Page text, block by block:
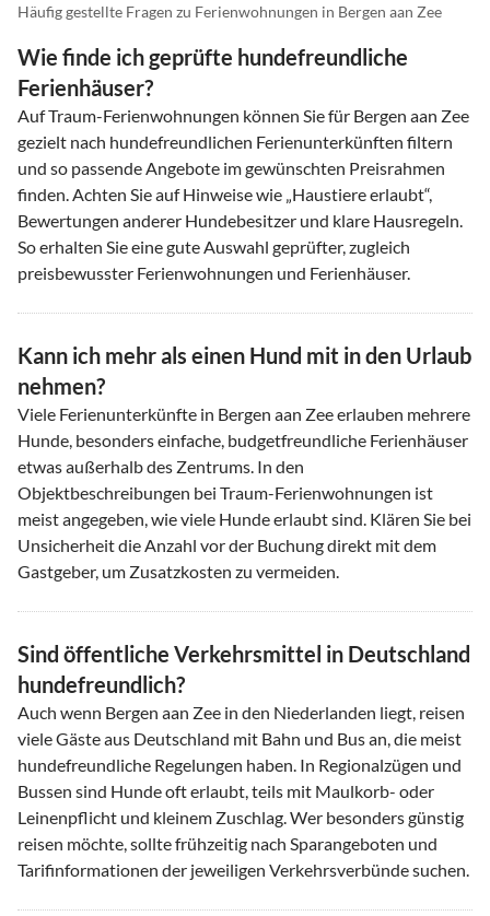
Häufig gestellte Fragen zu Ferienwohnungen in Bergen aan Zee
Wie finde ich geprüfte hundefreundliche
Ferienhäuser?
Auf Traum-Ferienwohnungen können Sie für Bergen aan Zee
gezielt nach hundefreundlichen Ferienunterkünften filtern
und so passende Angebote im gewünschten Preisrahmen
finden. Achten Sie auf Hinweise wie „Haustiere erlaubt“,
Bewertungen anderer Hundebesitzer und klare Hausregeln.
So erhalten Sie eine gute Auswahl geprüfter, zugleich
preisbewusster Ferienwohnungen und Ferienhäuser.
Kann ich mehr als einen Hund mit in den Urlaub
nehmen?
Viele Ferienunterkünfte in Bergen aan Zee erlauben mehrere
Hunde, besonders einfache, budgetfreundliche Ferienhäuser
etwas außerhalb des Zentrums. In den
Objektbeschreibungen bei Traum-Ferienwohnungen ist
meist angegeben, wie viele Hunde erlaubt sind. Klären Sie bei
Unsicherheit die Anzahl vor der Buchung direkt mit dem
Gastgeber, um Zusatzkosten zu vermeiden.
Sind öffentliche Verkehrsmittel in Deutschland
hundefreundlich?
Auch wenn Bergen aan Zee in den Niederlanden liegt, reisen
viele Gäste aus Deutschland mit Bahn und Bus an, die meist
hundefreundliche Regelungen haben. In Regionalzügen und
Bussen sind Hunde oft erlaubt, teils mit Maulkorb- oder
Leinenpflicht und kleinem Zuschlag. Wer besonders günstig
reisen möchte, sollte frühzeitig nach Sparangeboten und
Tarifinformationen der jeweiligen Verkehrsverbünde suchen.